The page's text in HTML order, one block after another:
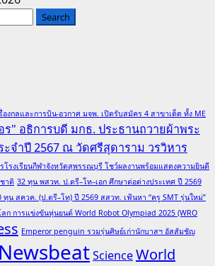
องกลและการบิน-อวกาศ มจพ. เปิดรับสมัคร 4 สาขาเด็ด ทั้ง ME
ร" อธิการบดี มกธ. ประธานถวายผ้าพระ
จำปี 2567 ณ วัดศรีสุดาราม วรวิหาร
โรงเรียนกีฬาจังหวัดสุพรรณบุรี โชว์ผลงานพร้อมแสดงความยินดี
าติ 32 ทุน พสวท. ป.ตรี–โท–เอก ศึกษาต่อต่างประเทศ ปี 2569
ทุน สควค. (ป.ตรี–โท) ปี 2569 สสวท. เฟ้นหา “ครู SMT รุ่นใหม่”
ก การแข่งขันหุ่นยนต์ World Robot Olympiad 2025 (WRO
Emperor penguin รวมรุ่นศิษย์เก่านักบาสฯ อัสสัมชัญ
NewsbeatScienceWorld